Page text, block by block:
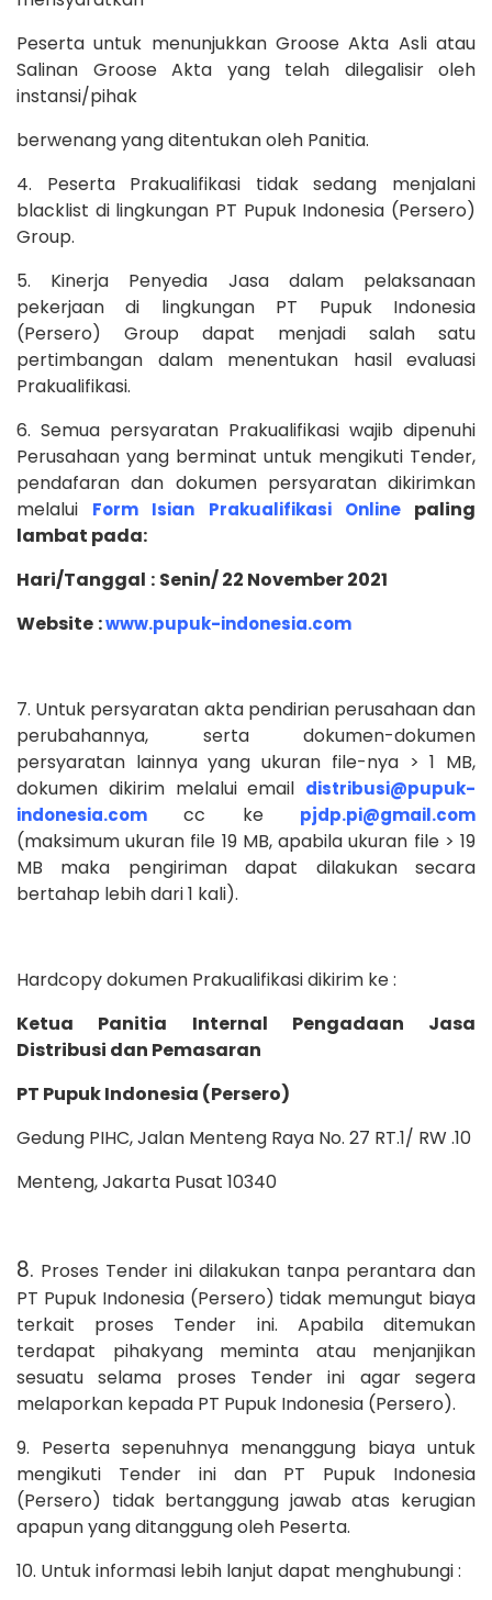
Peserta untuk menunjukkan Groose Akta Asli atau
Salinan Groose Akta yang telah dilegalisir oleh
instansi/pihak
berwenang yang ditentukan oleh Panitia.
4. Peserta Prakualifikasi tidak sedang menjalani
blacklist di lingkungan PT Pupuk Indonesia (Persero)
Group.
5. Kinerja Penyedia Jasa dalam pelaksanaan
pekerjaan di lingkungan PT Pupuk Indonesia
(Persero) Group dapat menjadi salah satu
pertimbangan dalam menentukan hasil evaluasi
Prakualifikasi.
6. Semua persyaratan Prakualifikasi wajib dipenuhi
Perusahaan yang berminat untuk mengikuti Tender,
pendafaran dan dokumen persyaratan dikirimkan
melalui Form Isian Prakualifikasi Online paling
lambat pada:
Hari/Tanggal : Senin/ 22 November 2021
Website :www.pupuk-indonesia.com
7. Untuk persyaratan akta pendirian perusahaan dan
perubahannya, serta dokumen-dokumen
persyaratan lainnya yang ukuran file-nya > 1 MB,
dokumen dikirim melalui email distribusi@pupuk-
indonesia.com
cc ke pjdp.pi@gmail.com
(maksimum ukuran file 19 MB, apabila ukuran file > 19
MB maka pengiriman dapat dilakukan secara
bertahap lebih dari 1 kali).
Hardcopy dokumen Prakualifikasi dikirim ke :
Ketua Panitia Internal Pengadaan Jasa
Distribusi dan Pemasaran
PT Pupuk Indonesia (Persero)
Gedung PIHC, Jalan Menteng Raya No. 27 RT.1/ RW .10
Menteng, Jakarta Pusat 10340
8. Proses Tender ini dilakukan tanpa perantara dan
PT Pupuk Indonesia (Persero) tidak memungut biaya
terkait proses Tender ini. Apabila ditemukan
terdapat pihakyang meminta atau menjanjikan
sesuatu selama proses Tender ini agar segera
melaporkan kepada PT Pupuk Indonesia (Persero).
9. Peserta sepenuhnya menanggung biaya untuk
mengikuti Tender ini dan PT Pupuk Indonesia
(Persero) tidak bertanggung jawab atas kerugian
apapun yang ditanggung oleh Peserta.
10. Untuk informasi lebih lanjut dapat menghubungi :